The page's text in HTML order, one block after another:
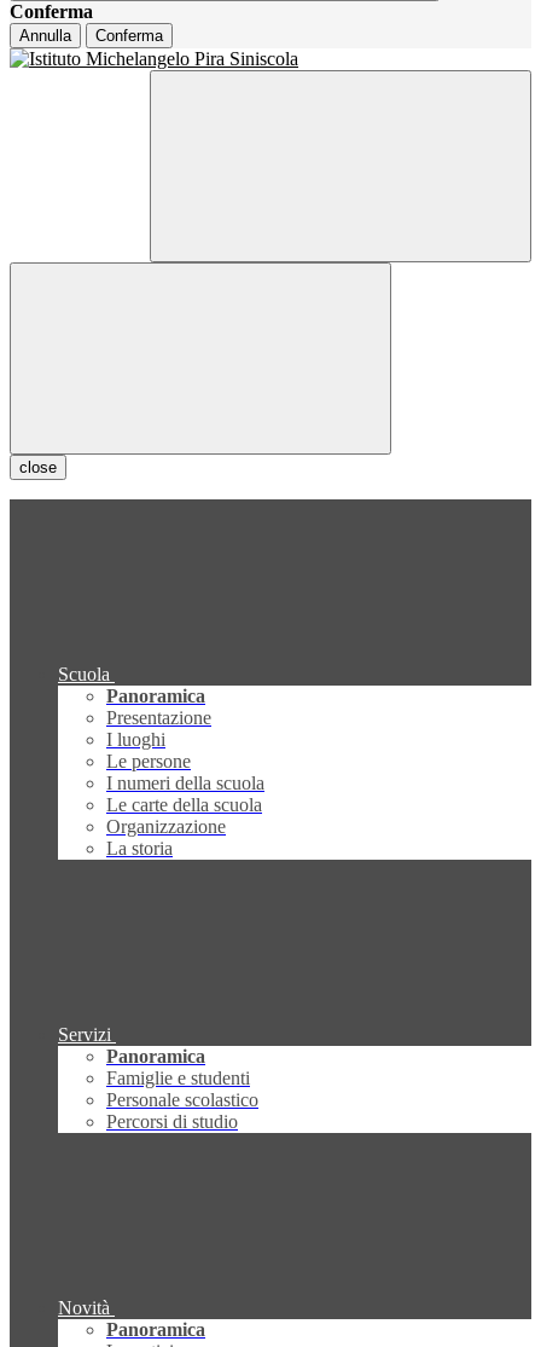
Conferma
Annulla Conferma
close
Scuola
Panoramica
Presentazione
I luoghi
Le persone
I numeri della scuola
Le carte della scuola
Organizzazione
La storia
Servizi
Panoramica
Famiglie e studenti
Personale scolastico
Percorsi di studio
Novità
Panoramica